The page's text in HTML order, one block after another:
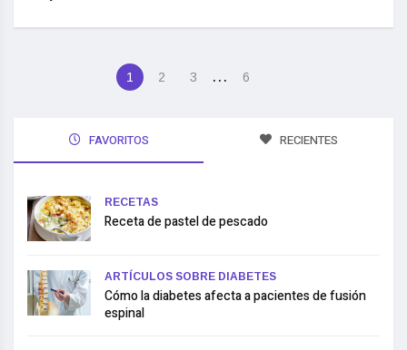
1 2 3 … 6
FAVORITOS RECIENTES
RECETAS
Receta de pastel de pescado
ARTÍCULOS SOBRE DIABETES
Cómo la diabetes afecta a pacientes de fusión
espinal